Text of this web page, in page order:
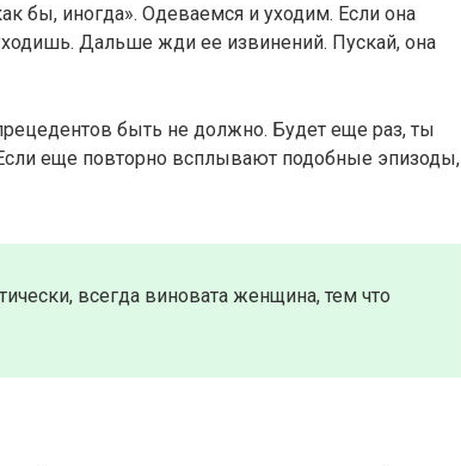
бы, иногда». Одеваемся и уходим. Если она
Дальше жди ее извинений. Пускай, она
быть не должно. Будет еще раз, ты
еще повторно всплывают подобные эпизоды,
всегда виновата женщина, тем что